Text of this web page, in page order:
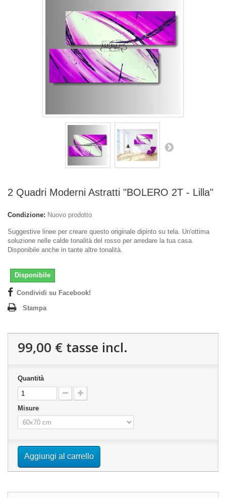
2 Quadri Moderni Astratti "BOLERO 2T - Lilla"
Condizione: Nuovo prodotto
Suggestive linee per creare questo originale dipinto su tela. Un'ottima
soluzione nelle calde tonalità del rosso per arredare la tua casa.
Disponibile anche in tante altre tonalità.
Disponibile
Condividi su Facebook!
Stampa
99,00 € tasse incl.
Quantità
Misure
Aggiungi al carrello